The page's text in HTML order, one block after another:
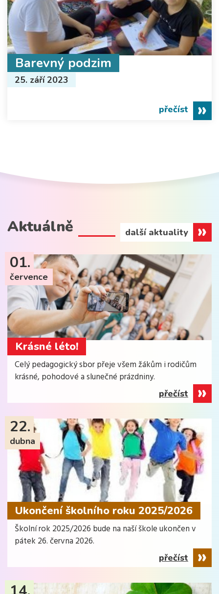
Barevný podzim
25. září 2023
přečíst
Aktuálně další aktuality
Krásné léto!
01.
července
Celý pedagogický sbor přeje všem žákům i rodičům
krásné, pohodové a slunečné prázdniny.
přečíst
Ukončení školního roku 2025/2026
22.
dubna
Školní rok 2025/2026 bude na naší škole ukončen v
pátek 26. června 2026.
přečíst